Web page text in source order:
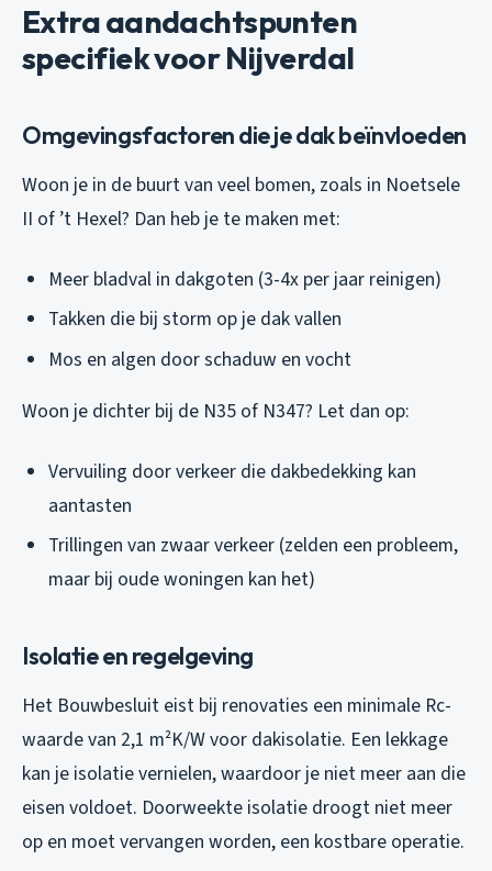
Extra aandachtspunten
specifiek voor Nijverdal
Omgevingsfactoren die je dak beïnvloeden
Woon je in de buurt van veel bomen, zoals in Noetsele
II of ’t Hexel? Dan heb je te maken met:
Meer bladval in dakgoten (3-4x per jaar reinigen)
Takken die bij storm op je dak vallen
Mos en algen door schaduw en vocht
Woon je dichter bij de N35 of N347? Let dan op:
Vervuiling door verkeer die dakbedekking kan
aantasten
Trillingen van zwaar verkeer (zelden een probleem,
maar bij oude woningen kan het)
Isolatie en regelgeving
Het Bouwbesluit eist bij renovaties een minimale Rc-
waarde van 2,1 m²K/W voor dakisolatie. Een lekkage
kan je isolatie vernielen, waardoor je niet meer aan die
eisen voldoet. Doorweekte isolatie droogt niet meer
op en moet vervangen worden, een kostbare operatie.